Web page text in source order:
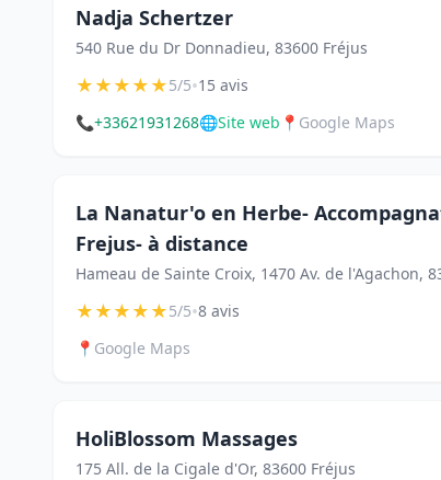
Nadja Schertzer
540 Rue du Dr Donnadieu, 83600 Fréjus
★★★★★5/5•15 avis
📞+33621931268🌐Site web 📍 Google Maps
La Nanatur'o en Herbe-
Frejus- à distance
Hameau de Sainte Croix, 1470 Av. de l'Agachon,
★★★★★5/5•8 avis
📍 Google Maps
HoliBlossom Massages
175 All. de la Cigale d'Or, 83600 Fréjus